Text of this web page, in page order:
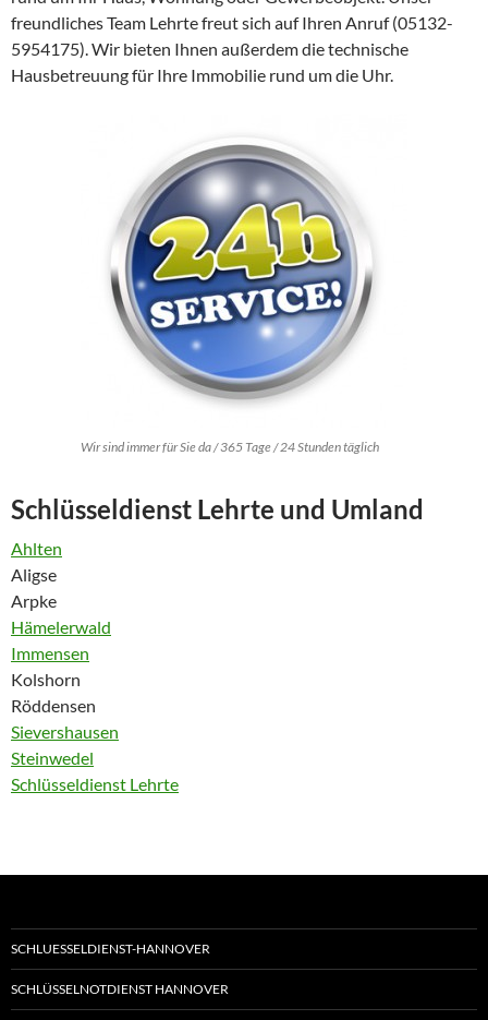
freundliches Team Lehrte freut sich auf Ihren Anruf (05132-
5954175). Wir bieten Ihnen außerdem die technische
Hausbetreuung für Ihre Immobilie rund um die Uhr.
Wir sind immer für Sie da / 365 Tage / 24 Stunden täglich
Schlüsseldienst Lehrte und Umland
Ahlten
Aligse
Arpke
Hämelerwald
Immensen
Kolshorn
Röddensen
Sievershausen
Steinwedel
Schlüsseldienst Lehrte
SCHLUESSELDIENST-HANNOVER
SCHLÜSSELNOTDIENST HANNOVER